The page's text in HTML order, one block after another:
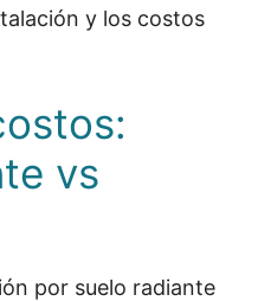
y los costos
vs
por suelo radiante